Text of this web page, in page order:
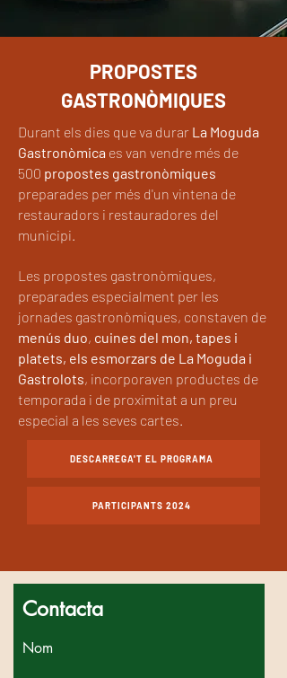
PROPOSTES
GASTRONÒMIQUES
Durant els dies que va durar La Moguda
Gastronòmica es van vendre més de
500 propostes gastronòmiques
preparades per més d'un vintena de
restauradors i restauradores del
municipi.
Les propostes gastronòmiques,
preparades especialment per les
jornades gastronòmiques, constaven de
menús duo, cuines del mon, tapes i
platets, els esmorzars de La Moguda i
Gastrolots, incorporaven productes de
temporada i de proximitat a un preu
especial a les seves cartes.
DESCARREGA'T EL PROGRAMA
PARTICIPANTS 2024
Contacta
Nom